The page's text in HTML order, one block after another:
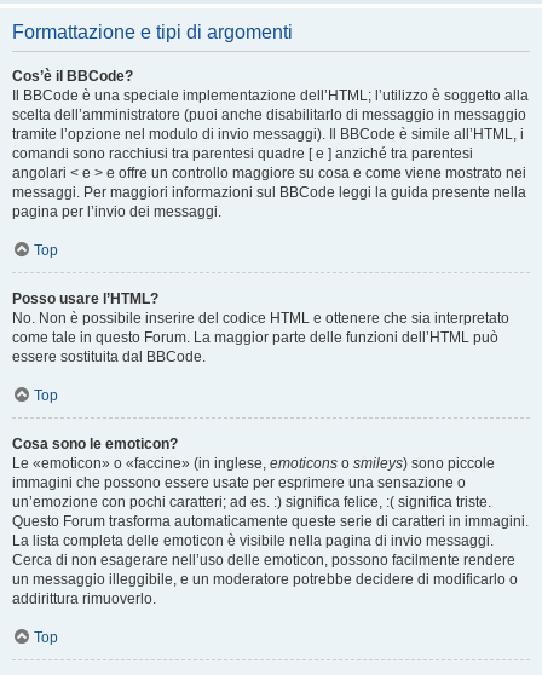
Formattazione e tipi di argomenti
Cos’è il BBCode?
Il BBCode è una speciale implementazione dell’HTML; l’utilizzo è soggetto alla
scelta dell’amministratore (puoi anche disabilitarlo di messaggio in messaggio
tramite l’opzione nel modulo di invio messaggi). Il BBCode è simile all’HTML, i
comandi sono racchiusi tra parentesi quadre [ e ] anziché tra parentesi
angolari < e > e offre un controllo maggiore su cosa e come viene mostrato nei
messaggi. Per maggiori informazioni sul BBCode leggi la guida presente nella
pagina per l’invio dei messaggi.
Top
Posso usare l’HTML?
No. Non è possibile inserire del codice HTML e ottenere che sia interpretato
come tale in questo Forum. La maggior parte delle funzioni dell’HTML può
essere sostituita dal BBCode.
Top
Cosa sono le emoticon?
Le «emoticon» o «faccine» (in inglese, emoticons o smileys) sono piccole
immagini che possono essere usate per esprimere una sensazione o
un’emozione con pochi caratteri; ad es. :) significa felice, :( significa triste.
Questo Forum trasforma automaticamente queste serie di caratteri in immagini.
La lista completa delle emoticon è visibile nella pagina di invio messaggi.
Cerca di non esagerare nell’uso delle emoticon, possono facilmente rendere
un messaggio illeggibile, e un moderatore potrebbe decidere di modificarlo o
addirittura rimuoverlo.
Top